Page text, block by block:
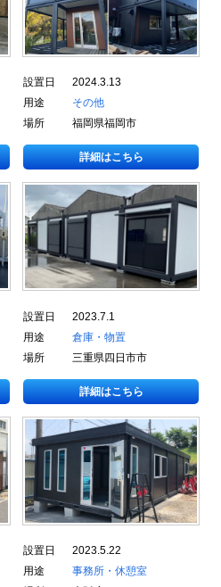
設置日
2024.3.13
用途
その他
場所
福岡県福岡市
詳細はこちら
設置日
2023.7.1
用途
倉庫・物置
場所
三重県四日市市
詳細はこちら
設置日
2023.5.22
用途
事務所・休憩室